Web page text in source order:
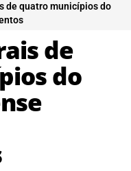
de quatro municípios do
de
do